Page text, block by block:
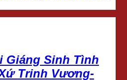
Giáng Sinh Tình
Trinh Vương-